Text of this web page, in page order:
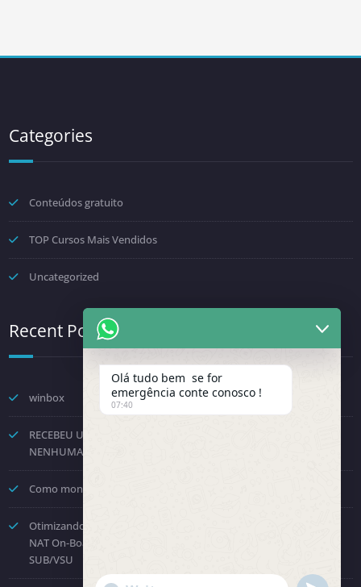
Categories
Conteúdos gratuito
TOP Cursos Mais Vendidos
Uncategorized
Recent Posts
winbox
RECEBEU UMA NOTIFICAÇÃO DA FENINFRA? NÃO TOME
NENHUMA DECISÃO POR PRESSÃO.
Como montar um provedor com a Starlink? Passo a passo!
Otimizando o Roteamento e Processamento: Como Desabilitar o
NAT On-Board no Huawei NE8000 e Direcionar para a Placa
SUB/VSU
Olá tudo bem se for
emergência conte conosco !
07:40